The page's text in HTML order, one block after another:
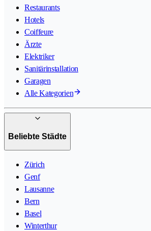
Restaurants
Hotels
Coiffeure
Ärzte
Elektriker
Sanitärinstallation
Garagen
Alle Kategorien
Beliebte Städte
Zürich
Genf
Lausanne
Bern
Basel
Winterthur